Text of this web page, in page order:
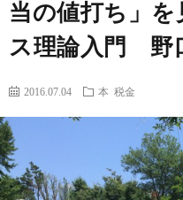
当の値打ち」
ス理論入門 野
2016.07.04 本 税金